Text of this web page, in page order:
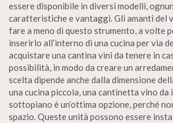
essere disponibile in diversi modelli,
caratteristiche e vantaggi. Gli amanti del
fare a meno di questo strumento, a volte
inserirlo all’interno di una cucina per via
acquistare una cantina vini da tenere in
possibilità, in modo da creare un
scelta dipende anche dalla dimensione
una cucina piccola, una cantinetta vino da
sottopiano è un’ottima opzione, perché
spazio. Queste unità possono essere